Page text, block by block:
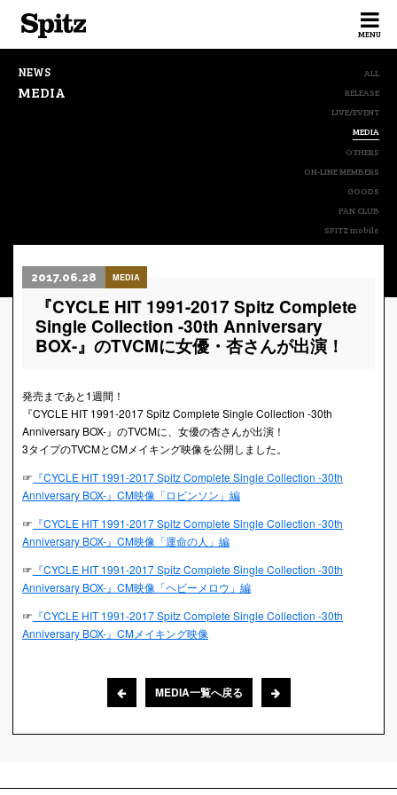
MENU
NEWS
MEDIA
ALL
RELEASE
LIVE/EVENT
MEDIA
OTHERS
ON-LINE MEMBERS
GOODS
FAN CLUB
SPITZ mobile
2017.06.28 MEDIA
『CYCLE HIT 1991-2017 Spitz Complete
Single Collection -30th Anniversary
BOX-』のTVCMに女優・杏さんが出演！
発売まであと1週間！
『CYCLE HIT 1991-2017 Spitz Complete Single Collection -30th
Anniversary BOX-』のTVCMに、女優の杏さんが出演！
3タイプのTVCMとCMメイキング映像を公開しました。
☞ 『CYCLE HIT 1991-2017 Spitz Complete Single Collection -30th
Anniversary BOX-』CM映像「ロビンソン」編
☞ 『CYCLE HIT 1991-2017 Spitz Complete Single Collection -30th
Anniversary BOX-』CM映像「運命の人」編
☞ 『CYCLE HIT 1991-2017 Spitz Complete Single Collection -30th
Anniversary BOX-』CM映像「ヘビーメロウ」編
☞ 『CYCLE HIT 1991-2017 Spitz Complete Single Collection -30th
Anniversary BOX-』CMメイキング映像
MEDIA一覧へ戻る